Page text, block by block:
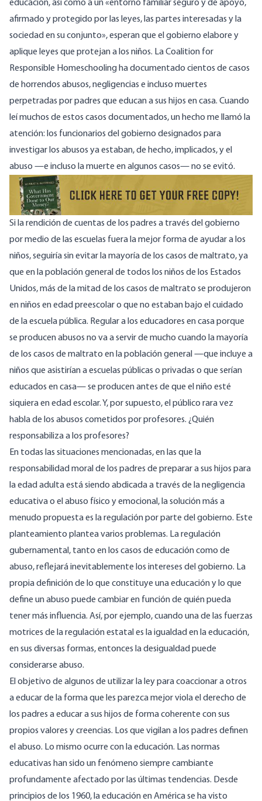
educación, así como a un «entorno familiar seguro y de apoyo,
afirmado y protegido por las leyes, las partes interesadas y la
sociedad en su conjunto», esperan que el gobierno elabore y
aplique leyes que protejan a los niños. La Coalition for
Responsible Homeschooling ha documentado cientos de casos
de horrendos abusos, negligencias e incluso muertes
perpetradas por padres que educan a sus hijos en casa. Cuando
leí muchos de estos casos documentados, un hecho me llamó la
atención: los funcionarios del gobierno designados para
investigar los abusos ya estaban, de hecho, implicados, y el
abuso —e incluso la muerte en algunos casos— no se evitó.
Si la rendición de cuentas de los padres a través del gobierno
por medio de las escuelas fuera la mejor forma de ayudar a los
niños, seguiría sin evitar la mayoría de los casos de maltrato, ya
que en la población general de todos los niños de los Estados
Unidos,más de la mitadde los casos de maltrato se produjeron
en niños en edad preescolar o que no estaban bajo el cuidado
de la escuela pública. Regular a los educadores en casa porque
se producen abusos no va a servir de mucho cuando la mayoría
de los casos de maltrato en la población general —que incluye a
niños que asistirían a escuelas públicas o privadas o que serían
educados en casa— se producen antes de que el niño esté
siquiera en edad escolar. Y, por supuesto, el público rara vez
habla de los abusos cometidos por profesores. ¿Quién
responsabiliza a los profesores?
En todas las situaciones mencionadas, en las que la
responsabilidad moral de los padres de preparar a sus hijos para
la edad adulta está siendo abdicada a través de la negligencia
educativa o el abuso físico y emocional, la solución más a
menudo propuesta es la regulación por parte del gobierno. Este
planteamiento plantea varios problemas. La regulación
gubernamental, tanto en los casos de educación como de
abuso, reflejará inevitablemente los intereses del gobierno. La
propia definición de lo que constituye una educación y lo que
define un abuso puede cambiar en función de quién pueda
tener más influencia. Así, por ejemplo, cuando una de las fuerzas
motrices de la regulación estatal es la igualdad en la educación,
en sus diversas formas, entonces la desigualdad puede
considerarse abuso.
El objetivo de algunos de utilizar la ley para coaccionar a otros
a educar de la forma que les parezca mejor viola el derecho de
los padres a educar a sus hijos de forma coherente con sus
propios valores y creencias. Los que vigilan a los padres definen
el abuso. Lo mismo ocurre con la educación. Las normas
educativas han sido un fenómeno siempre cambiante
profundamente afectado por las últimas tendencias. Desde
principios de los 1960, la educación en América se ha visto